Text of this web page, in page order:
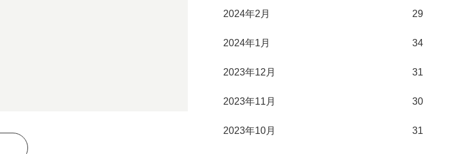
2024年2月 29
2024年1月 34
2023年12月 31
2023年11月 30
2023年10月 31